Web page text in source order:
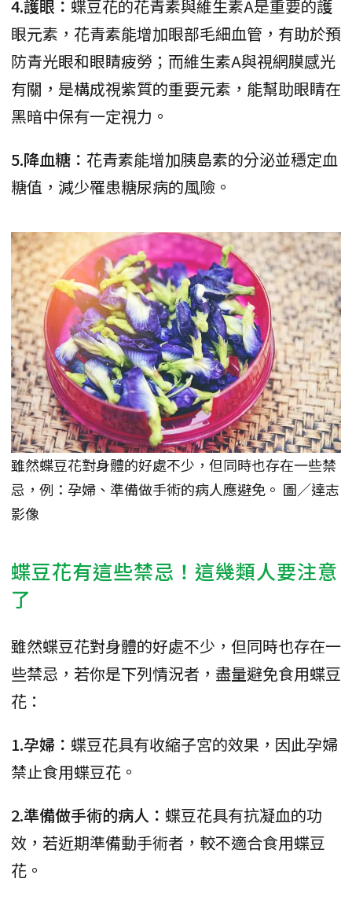
4.護眼： 蝶豆花的花青素與維生素A是重要的護
眼元素，花青素能增加眼部毛細血管，有助於預
防青光眼和眼睛疲勞；而維生素A與視網膜感光
有關，是構成視紫質的重要元素，能幫助眼睛在
黑暗中保有一定視力。
5.降血糖： 花青素能增加胰島素的分泌並穩定血
糖值，減少罹患糖尿病的風險。
雖然蝶豆花對身體的好處不少，但同時也存在一些禁
忌，例：孕婦、準備做手術的病人應避免。 圖／達志
影像
蝶豆花有這些禁忌！這幾類人要注意
了
雖然蝶豆花對身體的好處不少，但同時也存在一
些禁忌，若你是下列情況者，盡量避免食用蝶豆
花：
1.孕婦： 蝶豆花具有收縮子宮的效果，因此孕婦
禁止食用蝶豆花。
2.準備做手術的病人： 蝶豆花具有抗凝血的功
效，若近期準備動手術者，較不適合食用蝶豆
花。